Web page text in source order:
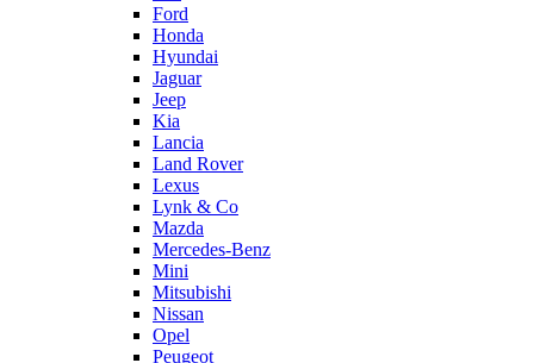
Ford
Honda
Hyundai
Jaguar
Jeep
Kia
Lancia
Land Rover
Lexus
Lynk & Co
Mazda
Mercedes-Benz
Mini
Mitsubishi
Nissan
Opel
Peugeot